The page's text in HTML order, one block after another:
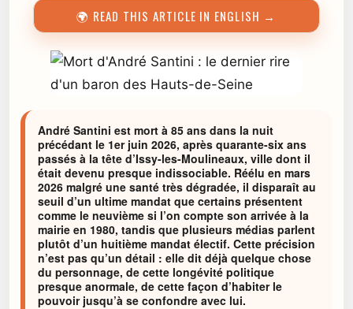
🌍 READ THIS ARTICLE IN ENGLISH →
André Santini est mort à 85 ans dans la nuit
précédant le 1er juin 2026, après quarante-six ans
passés à la tête d’Issy-les-Moulineaux, ville dont il
était devenu presque indissociable. Réélu en mars
2026 malgré une santé très dégradée, il disparaît au
seuil d’un ultime mandat que certains présentent
comme le neuvième si l’on compte son arrivée à la
mairie en 1980, tandis que plusieurs médias parlent
plutôt d’un huitième mandat électif. Cette précision
n’est pas qu’un détail : elle dit déjà quelque chose
du personnage, de cette longévité politique
presque anormale, de cette façon d’habiter le
pouvoir jusqu’à se confondre avec lui.